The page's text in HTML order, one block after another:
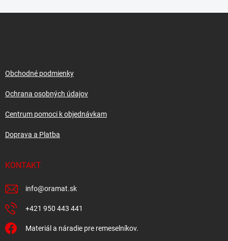
Obchodné podmienky
Ochrana osobných údajov
Centrum pomoci k objednávkam
Doprava a Platba
KONTAKT
info@oramat.sk
+421 950 443 441
Materiál a náradie pre remeselníkov.